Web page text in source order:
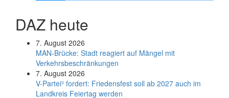
DAZ heute
7. August 2026
MAN-Brücke: Stadt reagiert auf Mängel mit
Verkehrsbeschränkungen
7. August 2026
V-Partei­³ fordert: Friedens­fest soll ab 2027 auch im
Land­kreis Feier­tag werden